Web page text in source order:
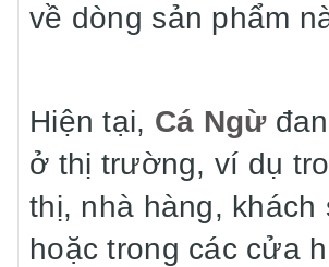
về dòng sản phẩm
Hiện tại, Cá Ngừ
ở thị trường, ví dụ
thị, nhà hàng, khách
hoặc trong các cửa